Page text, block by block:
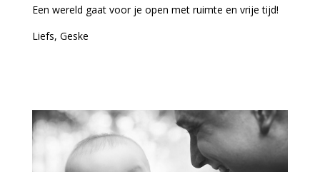
Een wereld gaat voor je open met ruimte en vrije tijd!
Liefs, Geske